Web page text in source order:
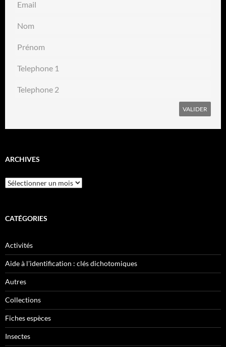
ARCHIVES
Archives
CATÉGORIES
Activités
Aide à l'identification : clés dichotomiques
Autres
Collections
Fiches espèces
Insectes